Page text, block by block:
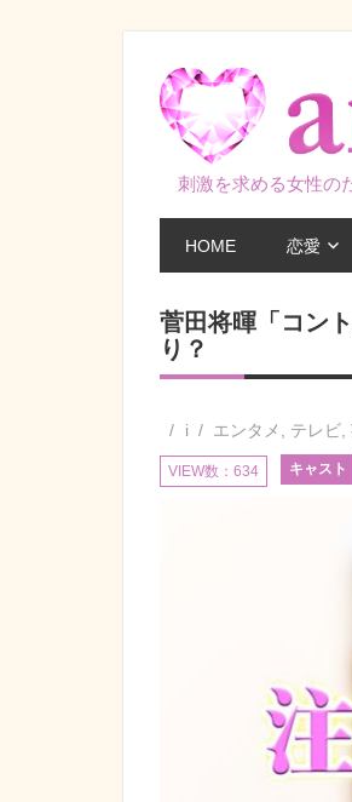
刺激を求める女性の
HOME 恋愛
菅田将暉「コン
り？
i エンタメ , テレビ,
VIEW数：634 キャスト